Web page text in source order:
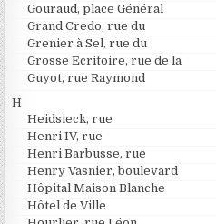
Gouraud, place Général
Grand Credo, rue du
Grenier à Sel, rue du
Grosse Ecritoire, rue de la
Guyot, rue Raymond
H
Heidsieck, rue
Henri IV, rue
Henri Barbusse, rue
Henry Vasnier, boulevard
Hôpital Maison Blanche
Hôtel de Ville